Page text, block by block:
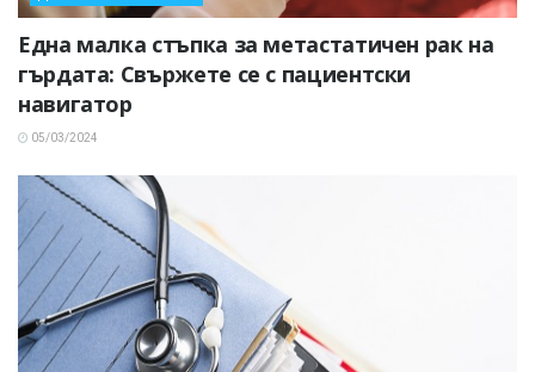
Една малка стъпка за метастатичен рак на
гърдата: Свържете се с пациентски
навигатор
05/03/2024